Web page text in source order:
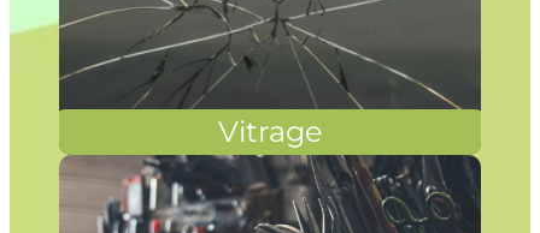
Vitrage